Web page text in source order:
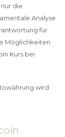
die
Analyse
für
Möglichkeiten
Kurs bei
wird